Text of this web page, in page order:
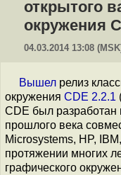
открытого
окружения
04.03.2014 13:08
Вышел релиз
окружения CDE 2.2.1
CDE был разработан
прошлого века
Microsystems, HP,
протяжении многих
графического